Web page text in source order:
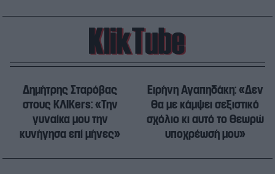
Δημήτρης Σταρόβας
στους ΚΛΙΚers: «Την
γυναίκα μου την
κυνήγησα επί μήνες»
Ειρήνη Αγαπηδάκη: «Δεν
θα με κάμψει σεξιστικό
σχόλιο κι αυτό το θεωρώ
υποχρέωσή μου»